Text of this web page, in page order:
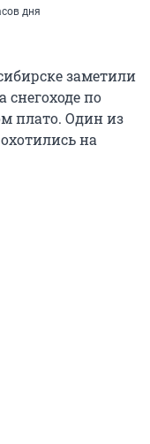
дня
заметили
снегоходе по
плато. Один из
на